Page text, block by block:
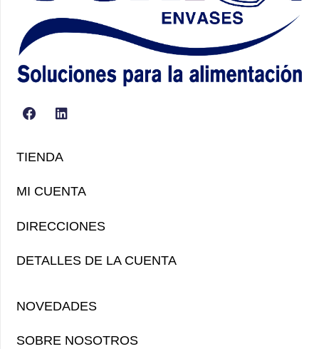
TIENDA
MI CUENTA
DIRECCIONES
DETALLES DE LA CUENTA
NOVEDADES
SOBRE NOSOTROS